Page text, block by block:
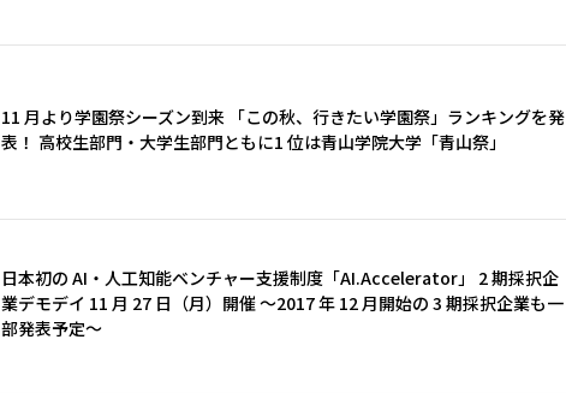
11 月より学園祭シーズン到来 「この秋、行きたい学園祭」ランキングを発
表！ 高校生部門・大学生部門ともに1 位は青山学院大学「青山祭」
日本初の AI・人工知能ベンチャー支援制度「AI.Accelerator」 2 期採択企
業デモデイ 11 月 27 日（月）開催 ～2017 年 12 月開始の 3 期採択企業も一
部発表予定～